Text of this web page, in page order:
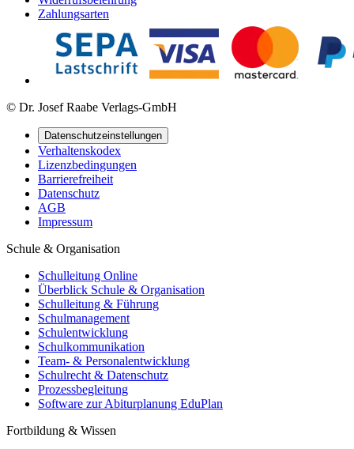
Zahlungsarten
© Dr. Josef Raabe Verlags-GmbH
Datenschutzeinstellungen
Verhaltenskodex
Lizenzbedingungen
Barrierefreiheit
Datenschutz
AGB
Impressum
Schule & Organisation
Schulleitung Online
Überblick Schule & Organisation
Schulleitung & Führung
Schulmanagement
Schulentwicklung
Schulkommunikation
Team- & Personalentwicklung
Schulrecht & Datenschutz
Prozessbegleitung
Software zur Abiturplanung EduPlan
Fortbildung & Wissen